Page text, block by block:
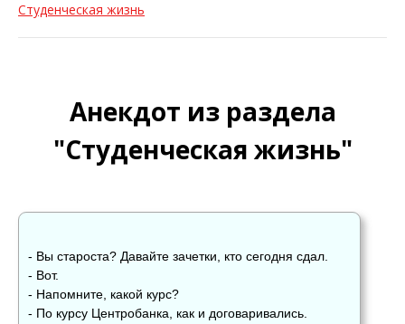
Студенческая жизнь
Анекдот из раздела
"Студенческая жизнь"
- Вы староста? Давайте зачетки, кто сегодня сдал.
- Вот.
- Напомните, какой курс?
- По курсу Центробанка, как и договаривались.